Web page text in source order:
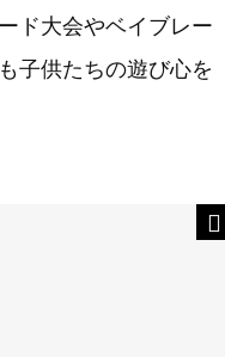
ド大会やベイブレー
子供たちの遊び心を